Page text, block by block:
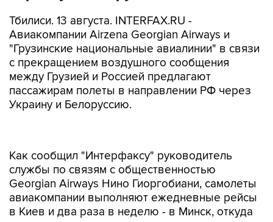
Тбилиси. 13 августа. INTERFAX.RU -
Авиакомпании Airzena Georgian Airways и
"Грузинские национальные авиалинии" в связи
с прекращением воздушного сообщения
между Грузией и Россией предлагают
пассажирам полеты в направлении РФ через
Украину и Белоруссию.
Georgian Airways Нино Гиоргобиани, самолеты
авиакомпании выполняют ежедневные рейсы
в Киев и два раза в неделю - в Минск, откуда
пассажиры могут продолжить полеты в
Москву, Санкт-Петербург и другие города РФ.